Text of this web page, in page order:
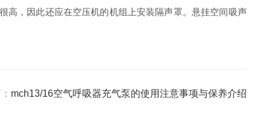
，因此还应在空压机的机组上安装隔声罩。悬挂空间吸声
mch13/16空气呼吸器充气泵的使用注意事项与保养介绍